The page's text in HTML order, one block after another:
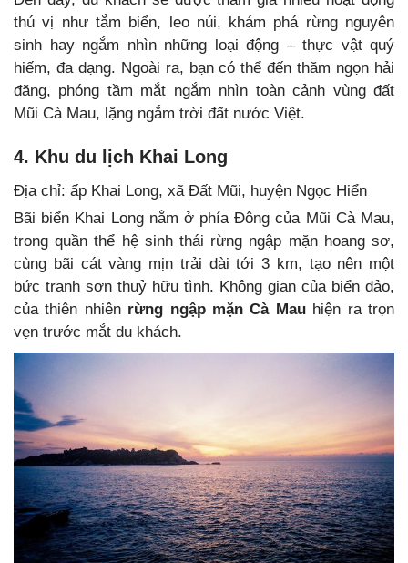
thú vị như tắm biển, leo núi, khám phá rừng nguyên
sinh hay ngắm nhìn những loại động – thực vật quý
hiếm, đa dạng. Ngoài ra, bạn có thể đến thăm ngọn hải
đăng, phóng tầm mắt ngắm nhìn toàn cảnh vùng đất
Mũi Cà Mau, lặng ngắm trời đất nước Việt.
4. Khu du lịch Khai Long
Địa chỉ: ấp Khai Long, xã Đất Mũi, huyện Ngọc Hiển
Bãi biển Khai Long nằm ở phía Đông của Mũi Cà Mau,
trong quần thể hệ sinh thái rừng ngập mặn hoang sơ,
cùng bãi cát vàng mịn trải dài tới 3 km, tạo nên một
bức tranh sơn thuỷ hữu tình. Không gian của biển đảo,
của thiên nhiên rừng ngập mặn Cà Mauhiện ra trọn
vẹn trước mắt du khách.